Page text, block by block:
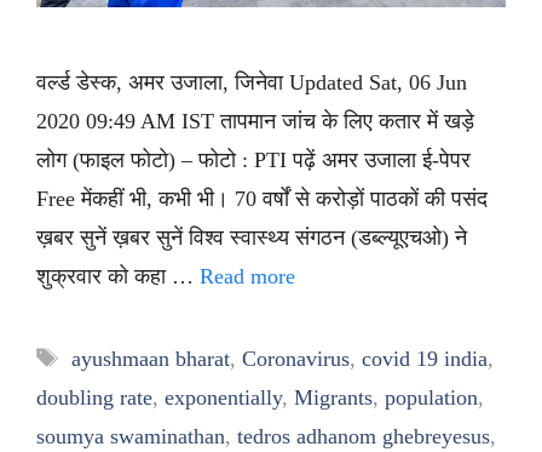
वर्ल्ड डेस्क, अमर उजाला, जिनेवा Updated Sat, 06 Jun
2020 09:49 AM IST तापमान जांच के लिए कतार में खड़े
लोग (फाइल फोटो) – फोटो : PTI पढ़ें अमर उजाला ई-पेपर
Free मेंकहीं भी, कभी भी। 70 वर्षों से करोड़ों पाठकों की पसंद
ख़बर सुनें ख़बर सुनें विश्व स्वास्थ्य संगठन (डब्ल्यूएचओ) ने
शुक्रवार को कहा … Read more
Tags
ayushmaan bharat, Coronavirus, covid 19 india,
doubling rate, exponentially, Migrants, population,
soumya swaminathan, tedros adhanom ghebreyesus,